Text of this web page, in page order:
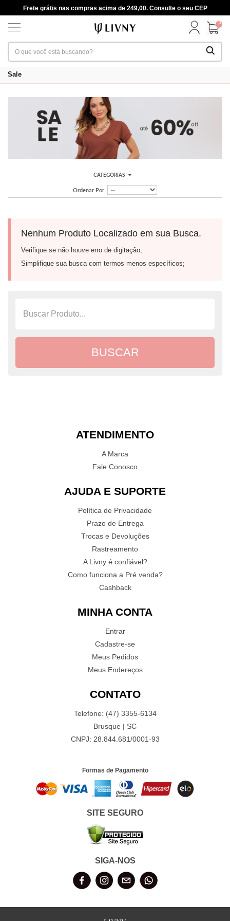
Frete grátis nas compras acima de 249,00. Consulte o seu CEP
0
Sale
CATEGORIAS
Ordenar Por
Nenhum Produto Localizado em sua Busca.
Verifique se não houve erro de digitação;
Simplifique sua busca com termos menos específicos;
ATENDIMENTO
A Marca
Fale Conosco
AJUDA E SUPORTE
Política de Privacidade
Prazo de Entrega
Trocas e Devoluções
Rastreamento
A Livny é confiável?
Como funciona a Pré venda?
Cashback
MINHA CONTA
Entrar
Cadastre-se
Meus Pedidos
Meus Endereços
CONTATO
Telefone: (47) 3355-6134
Brusque | SC
CNPJ: 28.844.681/0001-93
Formas de Pagamento
SITE SEGURO
SIGA-NOS